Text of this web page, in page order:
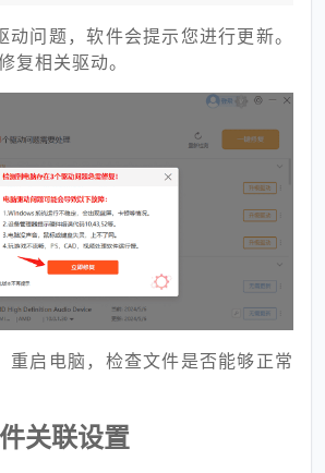
问题，软件会提示您进行更新。
复相关驱动。
重启电脑，检查文件是否能够正常
关联设置